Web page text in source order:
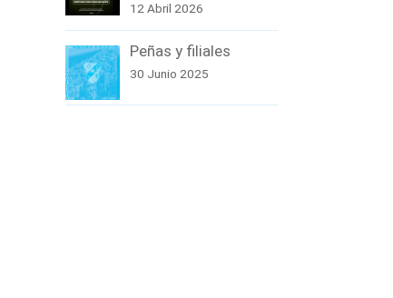
12 Abril 2026
Peñas y filiales
30 Junio 2025